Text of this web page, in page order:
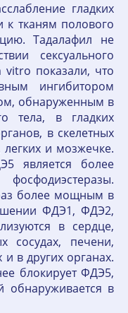
гладких
тканям полового
Тадалафил не
сексуального
vitro показали, что
ингибитором
обнаруженным в
тела, в гладких
в скелетных
и мозжечке.
является более
более мощным в
ФДЭ1, ФДЭ2,
в сердце,
сосудах, печени,
в других органах.
блокирует ФДЭ5,
в